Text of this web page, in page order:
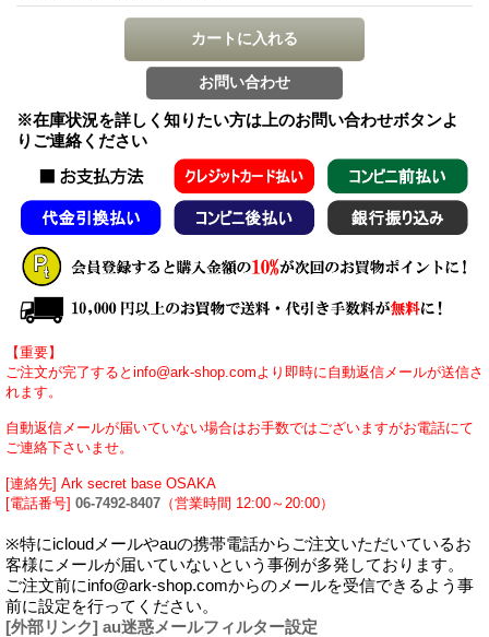
※在庫状況を詳しく知りたい方は上のお問い合わせボタンよ
りご連絡ください
【重要】
ご注文が完了するとinfo@ark-shop.comより即時に自動返信メールが送信さ
れます。
自動返信メールが届いていない場合はお手数ではございますがお電話にて
ご連絡下さいませ。
[連絡先] Ark secret base OSAKA
[電話番号] 06-7492-8407 （営業時間 12:00～20:00）
※特にicloudメールやauの携帯電話からご注文いただいているお
客様にメールが届いていないという事例が多発しております。
ご注文前にinfo@ark-shop.comからのメールを受信できるよう事
前に設定を行ってください。
[外部リンク] au迷惑メールフィルター設定